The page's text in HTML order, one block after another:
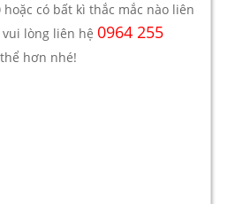
hoặc có bất kì thắc mắc nào liên
vui lòng liên hệ0964 255
hơn nhé!